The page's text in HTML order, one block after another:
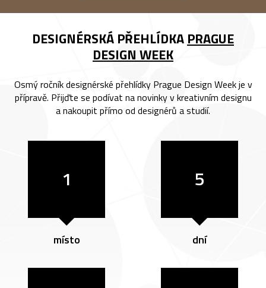
DESIGNÉRSKÁ PŘEHLÍDKA PRAGUE
DESIGN WEEK
Osmý ročník designérské přehlídky Prague Design Week je v
přípravě. Přijďte se podívat na novinky v kreativním designu
a nakoupit přímo od designérů a studií.
1
místo
5
dní